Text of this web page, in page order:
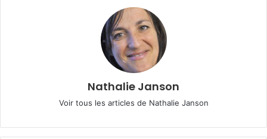
Nathalie Janson
Voir tous les articles de Nathalie Janson